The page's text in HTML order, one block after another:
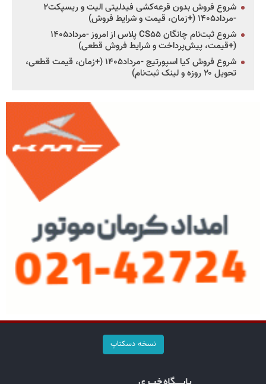
شروع فروش بدون قرعه‌کشی فیدلیتی الیت و ریسپکت۲
-مرداد۱۴۰۵ (+زمان، قیمت و شرایط فروش)
شروع ثبت‌نام چانگان CS۵۵ پلاس از امروز -مرداد۱۴۰۵
(+قیمت، پیش‌پرداخت و شرایط فروش قطعی)
شروع فروش کیا اسپورتیج -مرداد۱۴۰۵ (+زمان، قیمت قطعی،
تحویل ۲۰ روزه و لینک ثبت‌نام)
نسخه دسکتاپ